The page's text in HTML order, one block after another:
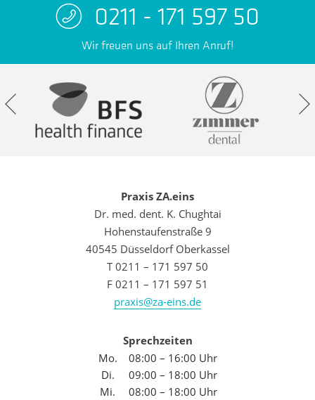
0211 - 171 597 50
Wir freuen uns auf Ihren Anruf!
Praxis ZA.eins
Dr. med. dent. K. Chughtai
Hohenstaufenstraße 9
40545 Düsseldorf Oberkassel
T 0211 – 171 597 50
F 0211 – 171 597 51
praxis@za-eins.de
Sprechzeiten
Mo.
08:00 – 16:00 Uhr
Di.
09:00 – 18:00 Uhr
Mi.
08:00 – 18:00 Uhr